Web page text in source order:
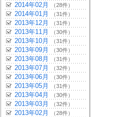
2014年02月 （28件）
2014年01月 （31件）
2013年12月 （31件）
2013年11月 （30件）
2013年10月 （31件）
2013年09月 （30件）
2013年08月 （31件）
2013年07月 （32件）
2013年06月 （30件）
2013年05月 （31件）
2013年04月 （30件）
2013年03月 （32件）
2013年02月 （28件）